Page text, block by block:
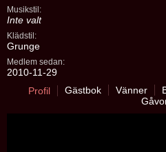
Musikstil:
Inte valt
Klädstil:
Grunge
Medlem sedan:
2010-11-29
Profil
Gästbok Vänner